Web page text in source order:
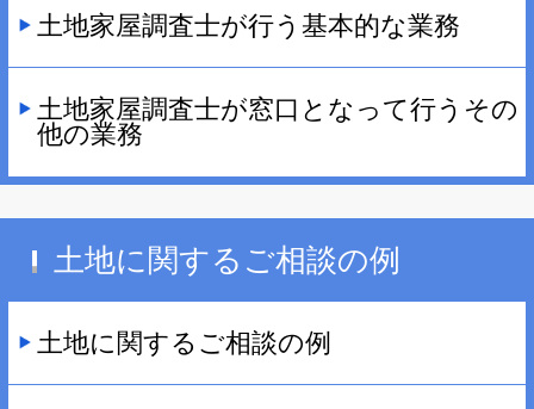
土地家屋調査士が行う基本的な業務
土地家屋調査士が窓口となって行うその
他の業務
土地に関するご相談の例
土地に関するご相談の例